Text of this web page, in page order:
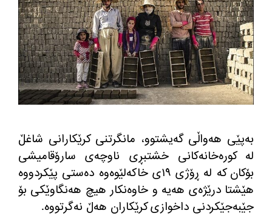
به‌پێی هه‌واڵی گه‌یشتوو، مانگرتنی كرێكارانی شاغڵ
له‌ كوره‌خانه‌كانی خشتبڕی ناوچه‌ی سارۆقامیشی
بۆكان كه‌ له‌ ڕۆژی ١٩ی خاكه‌لێوه‌وه‌ ده‌ستی پێكردووه‌
هێشتا درێژه‌ی هه‌یه‌ و خاوه‌نكار هیچ هه‌نگاوێكی بۆ
جێبه‌جێكردنی داخوازی كرێكاران هه‌ڵ نه‌گرتووه‌.